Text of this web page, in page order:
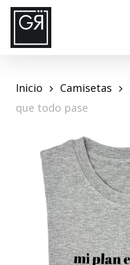
Skip
main
Inicio Camisetas
que todo pase